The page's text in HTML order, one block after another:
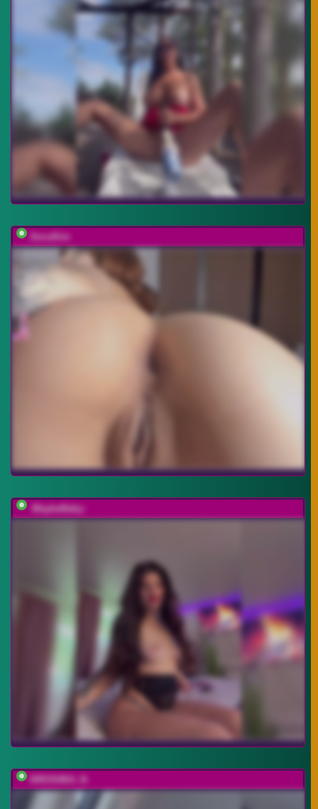
AnzuKim
-MaybeBaby-
KROSHKA_N